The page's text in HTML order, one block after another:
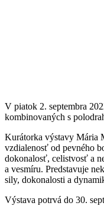
V piatok 2. septembra
kombinovaných s
Kurátorka výstavy Mária
vzdialenosť od pevného
dokonalosť, celistvosť a
a vesmíru. Predstavuje
sily, dokonalosti a
Výstava potrvá do 30.